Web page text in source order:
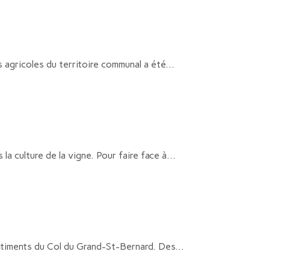
du territoire communal a été...
culture de la vigne. Pour faire face à...
du Col du Grand-St-Bernard. Des...